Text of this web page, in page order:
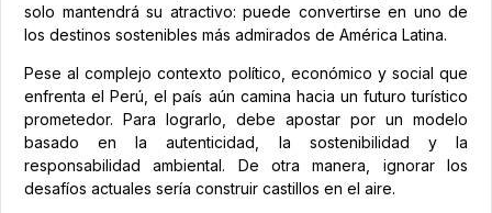
solo mantendrá su atractivo: puede convertirse en uno de
los destinos sostenibles más admirados de América Latina.
Pese al complejo contexto político, económico y social que
enfrenta el Perú, el país aún camina hacia un futuro turístico
prometedor. Para lograrlo, debe apostar por un modelo
basado en la autenticidad, la sostenibilidad y la
responsabilidad ambiental. De otra manera, ignorar los
desafíos actuales sería construir castillos en el aire.